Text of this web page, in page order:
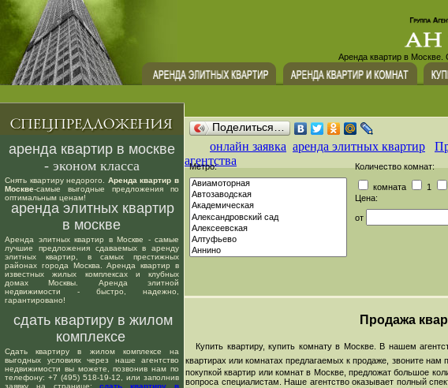
Аренда квартир в Москве.
аренда квартир в москве
- эконом класса
Снять квартиру недорого. Аренда квартир в
Москве-самые выгодные предложения по
оптимальным ценам!
аренда элитных квартир
в москве
Аренда элитных квартир в Москве - самые
лучшие предложения сдаваемых в аренду
элитных квартир, в самых престижных
районах города Москва. Аренда квартир в
известных жилых комплексах и клубных
домах Москвы. Аренда элитной
недвижимости - быстро, надежно,
гарантировано!
сдать квартиру в жилом
комплексе
Сдать квартиру в жилом комплексе на
выгодных условиях через наше агентство
недвижимости вы можете, позвонив нам по
телефону: +7 (495) 518-19-12, или заполнив
заявку на странице:сдать квартиру в
Поделиться…
онлайн заявка аренда элитных квартир
агентства
Метро: Количество комнат:
комната 1
Цена:
от
Продажа
Купить квартиру, купить комнату в Москве. В нашем
квартирах или комнатах предлагаемых к продаже, звоните нам
покупкой квартир или комнат в Москве, предложат большое
вопроса специалистам. Наше агентство оказывает полный